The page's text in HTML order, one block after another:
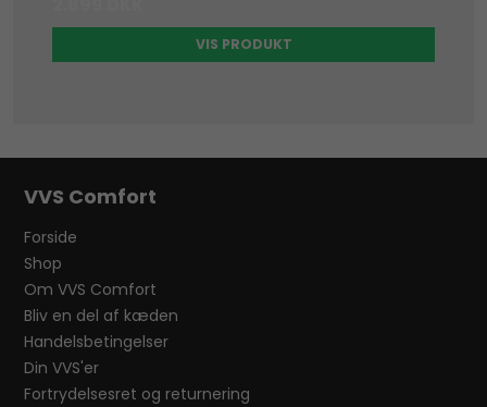
VIS PRODUKT
VVS Comfort
Forside
Shop
Om VVS Comfort
Bliv en del af kæden
Handelsbetingelser
Din VVS'er
Fortrydelsesret og returnering